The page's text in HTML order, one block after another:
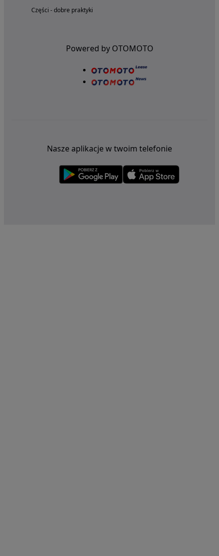
Części - dobre praktyki
Powered by OTOMOTO
Nasze aplikacje w twoim telefonie